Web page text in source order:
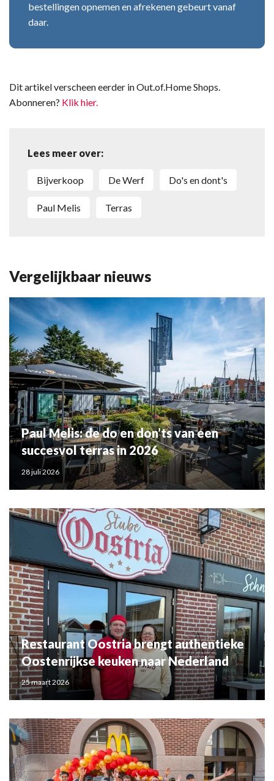
bestellingen opnemen en afrekenen gebeurt vanaf
daar.
Dit artikel verscheen eerder in Out.of.Home Shops.
Abonneren? Klik hier.
Lees meer over:
bijverkoop De Werf do's en dont's
Paul Melis terras
Vergelijkbaar nieuws
Paul Melis: de do en don’ts van een
succesvol terras in 2026
28 juli 2026
Restaurant Oostria brengt authentieke
Oostenrijkse keuken naar Nederland
25 maart 2026